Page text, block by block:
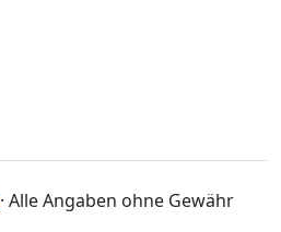
· Alle Angaben ohne Gewähr